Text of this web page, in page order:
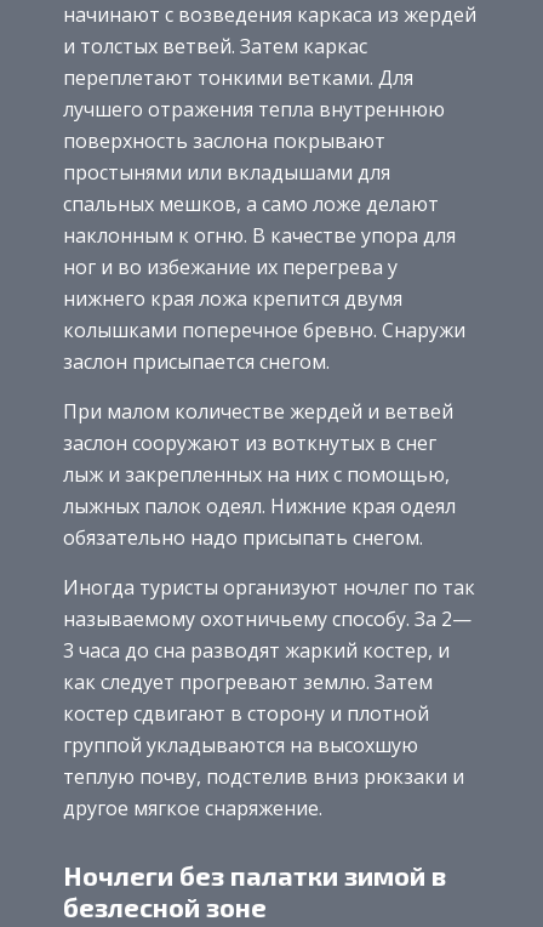
начинают с возведения каркаса из жердей
и толстых ветвей. Затем каркас
переплетают тонкими ветками. Для
лучшего отражения тепла внутреннюю
поверхность заслона покрывают
простынями или вкладышами для
спальных мешков, а само ложе делают
наклонным к огню. В качестве упора для
ног и во избежание их перегрева у
нижнего края ложа крепится двумя
колышками поперечное бревно. Снаружи
заслон присыпается снегом.
При малом количестве жердей и ветвей
заслон сооружают из воткнутых в снег
лыж и закрепленных на них с помощью,
лыжных палок одеял. Нижние края одеял
обязательно надо присыпать снегом.
Иногда туристы организуют ночлег по так
называемому охотничьему способу. За 2—
3 часа до сна разводят жаркий костер, и
как следует прогревают землю. Затем
костер сдвигают в сторону и плотной
группой укладываются на высохшую
теплую почву, подстелив вниз рюкзаки и
другое мягкое снаряжение.
Ночлеги без палатки зимой в
безлесной зоне